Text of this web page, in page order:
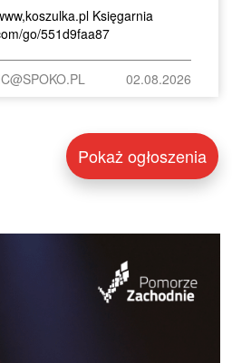
Księgarnia
go/551d9faa87
02.08.2026
Pokaż ogłoszenia